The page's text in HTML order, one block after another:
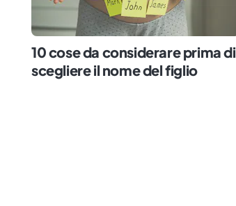
10 cose da considerare prima di
scegliere il nome del figlio